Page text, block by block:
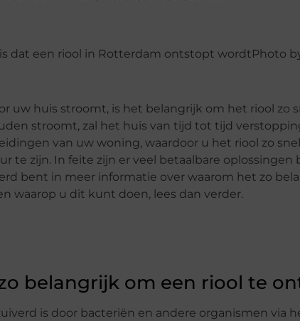
‍Photo
uw huis stroomt, is het belangrijk om het riool
stroomt, zal het huis van tijd tot tijd
van uw woning, waardoor u het riool zo
te zijn. In feite zijn er veel betaalbare oplossingen
bent in meer informatie over waarom het zo
waarop u dit kunt doen, lees dan verder.
belangrijk om een riool te
is door bacteriën en andere organismen via